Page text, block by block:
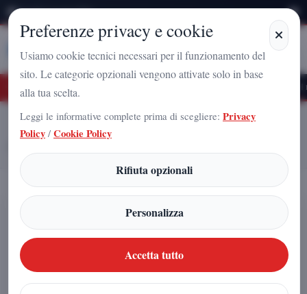
Venerdì 7 Agosto 2026
StampaCampania
a Caserta: l'uomo che sta costruendo il radicamento del movimento sul
Home
Articoli
Aurore nell’Anomalia del Sud Atlantico: un segnale che non può essere
ignorato
Aurore nell’Anomalia del Sud
Atlantico: un segnale che non può
essere ignorato
Preferenze privacy e cookie
Usiamo cookie tecnici necessari per il funzionamento del
sito. Le categorie opzionali vengono attivate solo in base
alla tua scelta.
Leggi le informative complete prima di scegliere: Privacy
Policy / Cookie Policy
Rifiuta opzionali
Personalizza
Accetta tutto